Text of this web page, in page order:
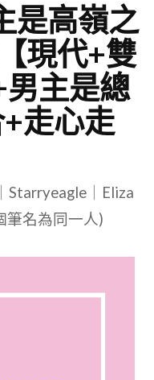
是高嶺之
現代+雙
主是總
走心走
Starryeagle｜Eliza
筆名為同一人)